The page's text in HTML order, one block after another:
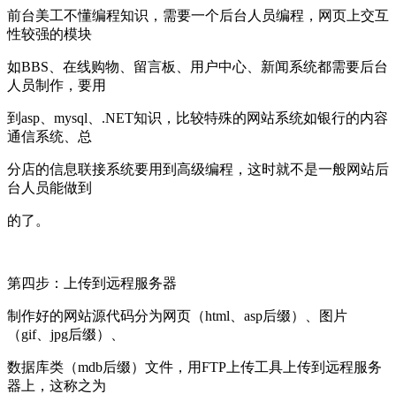
前台美工不懂编程知识，需要一个后台人员编程，网页上交互
性较强的模块
如BBS、在线购物、留言板、用户中心、新闻系统都需要后台
人员制作，要用
到asp、mysql、.NET知识，比较特殊的网站系统如银行的内容
通信系统、总
分店的信息联接系统要用到高级编程，这时就不是一般网站后
台人员能做到
的了。
第四步：上传到远程服务器
制作好的网站源代码分为网页（html、asp后缀）、图片
（gif、jpg后缀）、
数据库类（mdb后缀）文件，用FTP上传工具上传到远程服务
器上，这称之为